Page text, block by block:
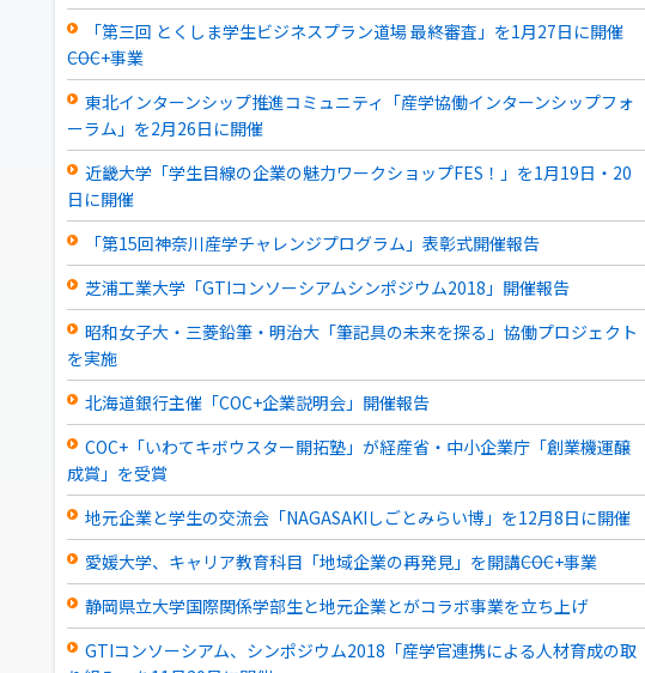
「第三回 とくしま学生ビジネスプラン道場 最終審査」を1月27日に開催
――COC+事業
東北インターンシップ推進コミュニティ「産学協働インターンシップフォ
ーラム」を2月26日に開催
近畿大学「学生目線の企業の魅力ワークショップFES！」を1月19日・20
日に開催
「第15回神奈川産学チャレンジプログラム」表彰式開催報告
芝浦工業大学「GTIコンソーシアムシンポジウム2018」開催報告
昭和女子大・三菱鉛筆・明治大「筆記具の未来を探る」協働プロジェクト
を実施
北海道銀行主催「COC+企業説明会」開催報告
COC+「いわてキボウスター開拓塾」が経産省・中小企業庁「創業機運醸
成賞」を受賞
地元企業と学生の交流会「NAGASAKIしごとみらい博」を12月8日に開催
愛媛大学、キャリア教育科目「地域企業の再発見」を開講――COC+事業
静岡県立大学国際関係学部生と地元企業とがコラボ事業を立ち上げ
GTIコンソーシアム、シンポジウム2018「産学官連携による人材育成の取